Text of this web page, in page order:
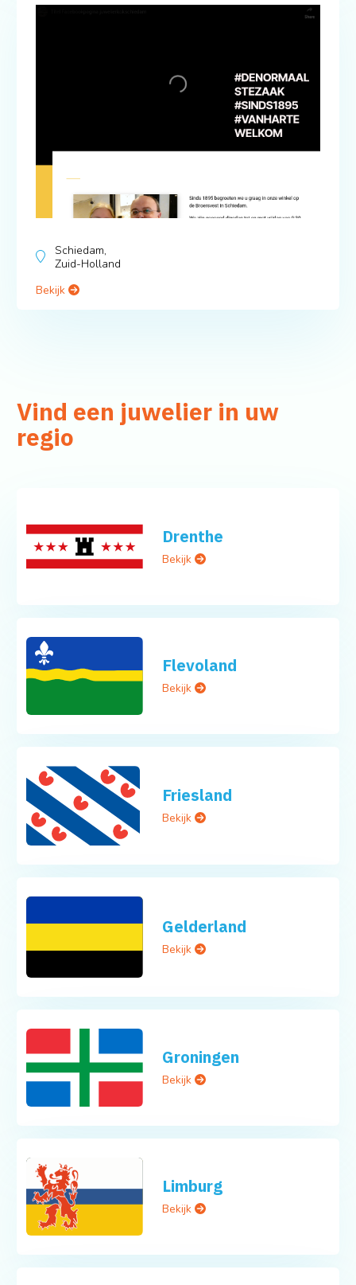
Schiedam,
Zuid-Holland
Bekijk
Vind een juwelier in uw
regio
Drenthe
Bekijk
Flevoland
Bekijk
Friesland
Bekijk
Gelderland
Bekijk
Groningen
Bekijk
Limburg
Bekijk